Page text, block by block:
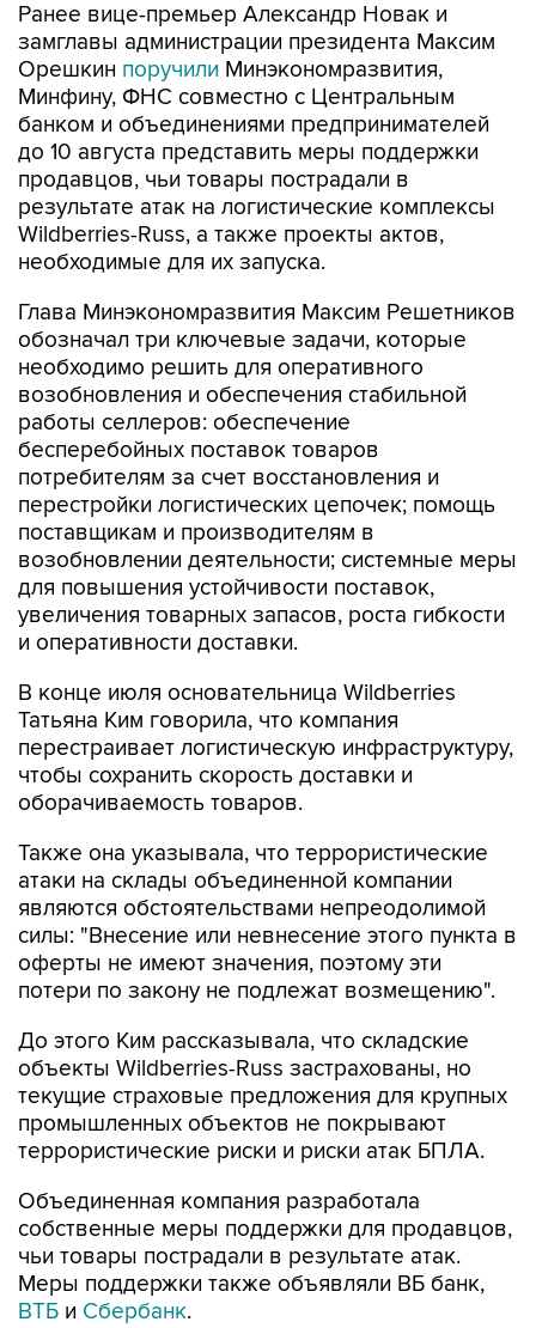
Ранее вице-премьер Александр Новак и
замглавы администрации президента Максим
Орешкин поручили Минэкономразвития,
Минфину, ФНС совместно с Центральным
банком и объединениями предпринимателей
до 10 августа представить меры поддержки
продавцов, чьи товары пострадали в
результате атак на логистические комплексы
Wildberries-Russ, а также проекты актов,
необходимые для их запуска.
Глава Минэкономразвития Максим Решетников
обозначал три ключевые задачи, которые
необходимо решить для оперативного
возобновления и обеспечения стабильной
работы селлеров: обеспечение
бесперебойных поставок товаров
потребителям за счет восстановления и
перестройки логистических цепочек; помощь
поставщикам и производителям в
возобновлении деятельности; системные меры
для повышения устойчивости поставок,
увеличения товарных запасов, роста гибкости
и оперативности доставки.
В конце июля основательница Wildberries
Татьяна Ким говорила, что компания
перестраивает логистическую инфраструктуру,
чтобы сохранить скорость доставки и
оборачиваемость товаров.
Также она указывала, что террористические
атаки на склады объединенной компании
являются обстоятельствами непреодолимой
силы: "Внесение или невнесение этого пункта в
оферты не имеют значения, поэтому эти
потери по закону не подлежат возмещению".
До этого Ким рассказывала, что складские
объекты Wildberries-Russ застрахованы, но
текущие страховые предложения для крупных
промышленных объектов не покрывают
террористические риски и риски атак БПЛА.
Объединенная компания разработала
собственные меры поддержки для продавцов,
чьи товары пострадали в результате атак.
Меры поддержки также объявляли ВБ банк,
ВТБ и Сбербанк.